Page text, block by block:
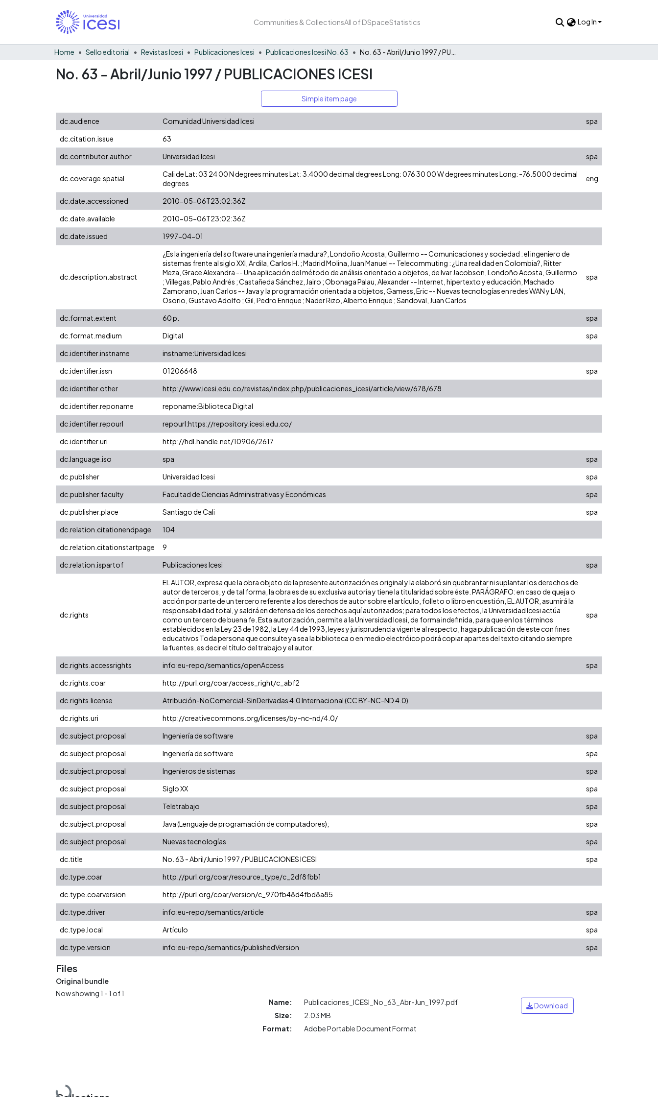
Communities & CollectionsAll of DSpaceStatistics Log In
Home Sello editorial Revistas Icesi Publicaciones Icesi Publicaciones Icesi No. 63
No. 63 - Abril/Junio 1997 / PUBLICACIONES ICESI
Simple item page
dc.audience Comunidad Universidad Icesi
spa
dc.citation.issue
63
dc.contributor.author
Universidad Icesi spa
dc.coverage.spatial
Cali de Lat: 03 24 00 N degrees minutes Lat: 3.4000 decimal degrees Long: 076 30 00 W degrees minutes Long: -76.5000 decimal
degrees
eng
dc.date.accessioned
2010-05-06T23:02:36Z
dc.date.available
2010-05-06T23:02:36Z
dc.date.issued
1997-04-01
dc.description.abstract
¿Es la ingeniería del software una ingeniería madura?, Londoño Acosta, Guillermo -- Comunicaciones y sociedad : el ingeniero de
sistemas frente al siglo XXI, Ardila, Carlos H. ; Madrid Molina, Juan Manuel -- Telecommuting : ¿Una realidad en Colombia?, Ritter
Meza, Grace Alexandra -- Una aplicación del método de análisis orientado a objetos, de Ivar Jacobson, Londoño Acosta, Guillermo
; Villegas, Pablo Andrés ; Castañeda Sánchez, Jairo ; Obonaga Palau, Alexander -- Internet, hipertexto y educación, Machado
Zamorano, Juan Carlos -- Java y la programación orientada a objetos, Gamess, Eric -- Nuevas tecnologías en redes WAN y LAN,
Osorio, Gustavo Adolfo ; Gil, Pedro Enrique ; Nader Rizo, Alberto Enrique ; Sandoval, Juan Carlos
spa
dc.format.extent 60 p.
spa
dc.format.medium
Digital
spa
dc.identifier.instname
instname:Universidad Icesi
dc.identifier.issn
01206648
spa
dc.identifier.other
http://www.icesi.edu.co/revistas/index.php/publicaciones_icesi/article/view/678/678
dc.identifier.reponame
reponame:Biblioteca Digital
dc.identifier.repourl
repourl:https://repository.icesi.edu.co/
dc.identifier.uri
http://hdl.handle.net/10906/2617
dc.language.iso
spa
spa
dc.publisher
Universidad Icesi
spa
dc.publisher.faculty
Facultad de Ciencias Administrativas y Económicas
spa
dc.publisher.place
Santiago de Cali
spa
dc.relation.citationendpage
104
dc.relation.citationstartpage
9
dc.relation.ispartof
Publicaciones Icesi spa
dc.rights
EL AUTOR, expresa que la obra objeto de la presente autorización es original y la elaboró sin quebrantar ni suplantar los derechos de
autor de terceros, y de tal forma, la obra es de su exclusiva autoría y tiene la titularidad sobre éste. PARÁGRAFO: en caso de queja o
acción por parte de un tercero referente a los derechos de autor sobre el artículo, folleto o libro en cuestión, EL AUTOR, asumirá la
responsabilidad total, y saldrá en defensa de los derechos aquí autorizados; para todos los efectos, la Universidad Icesi actúa
como un tercero de buena fe. Esta autorización, permite a la Universidad Icesi, de forma indefinida, para que en los términos
establecidos en la Ley 23 de 1982, la Ley 44 de 1993, leyes y jurisprudencia vigente al respecto, haga publicación de este con fines
educativos Toda persona que consulte ya sea la biblioteca o en medio electróico podrá copiar apartes del texto citando siempre
la fuentes, es decir el título del trabajo y el autor.
spa
dc.rights.accessrights info:eu-repo/semantics/openAccess
spa
dc.rights.coar
http://purl.org/coar/access_right/c_abf2
dc.rights.license
Atribución-NoComercial-SinDerivadas 4.0 Internacional (CC BY-NC-ND 4.0)
dc.rights.uri
http://creativecommons.org/licenses/by-nc-nd/4.0/
dc.subject.proposal
Ingeniería de software
spa
dc.subject.proposal
Ingeniería de software
spa
dc.subject.proposal
Ingenieros de sistemas
spa
dc.subject.proposal
Siglo XX
spa
dc.subject.proposal
Teletrabajo
spa
dc.subject.proposal
Java (Lenguaje de programación de computadores);
spa
dc.subject.proposal
Nuevas tecnologías
spa
dc.title
No. 63 - Abril/Junio 1997 / PUBLICACIONES ICESI
spa
dc.type.coar
http://purl.org/coar/resource_type/c_2df8fbb1
dc.type.coarversion
http://purl.org/coar/version/c_970fb48d4fbd8a85
dc.type.driver
info:eu-repo/semantics/article
spa
dc.type.local
Artículo
spa
dc.type.version
info:eu-repo/semantics/publishedVersion spa
Files
Original bundle
Now showing1 - 1 of 1
Name:
Publicaciones_ICESI_No_63_Abr-Jun_1997.pdf
Size:
2.03 MB
Format:
Adobe Portable Document Format
Download